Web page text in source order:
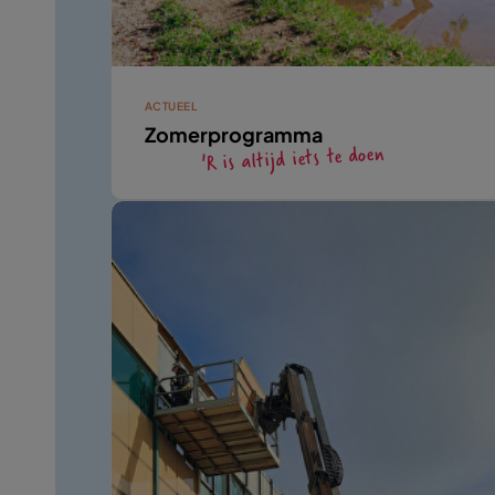
ACTUEEL
Zomerprogramma
'R is altijd iets te doen